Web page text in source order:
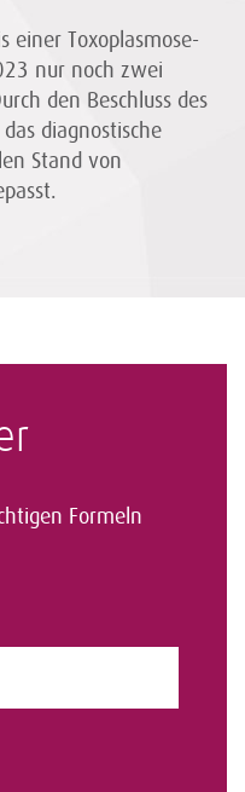
einer Toxoplasmose-
nur noch zwei
den Beschluss des
diagnostische
Stand von
Formeln